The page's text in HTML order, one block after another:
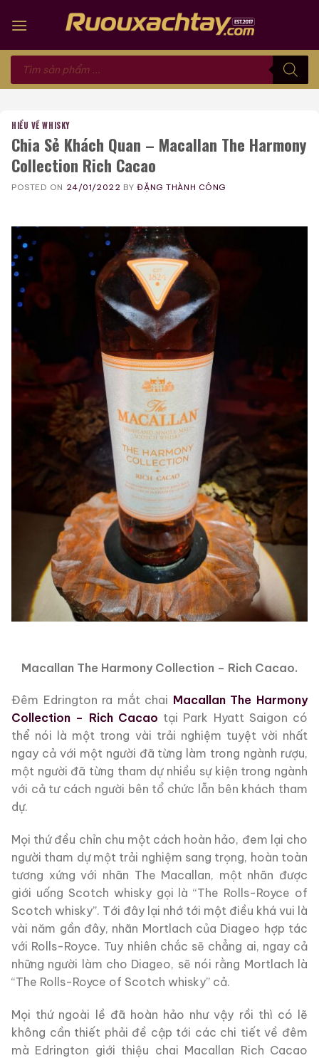
Tìm
kiếm
phẩm
HIỂU VỀ WHISKY
Chia Sẻ Khách Quan – Macallan The Harmony
Collection Rich Cacao
POSTED ON 24/01/2022 BYĐẶNG THÀNH CÔNG
Macallan The Harmony Collection – Rich Cacao.
Đêm Edrington ra mắt chai Macallan The Harmony
Collection – Rich Cacao tại Park Hyatt Saigon có
thể nói là một trong vài trải nghiệm tuyệt vời nhất
ngay cả với một người đã từng làm trong ngành rượu,
một người đã từng tham dự nhiều sự kiện trong ngành
với cả tư cách người bên tổ chức lẫn bên khách tham
dự.
Mọi thứ đều chỉn chu một cách hoàn hảo, đem lại cho
người tham dự một trải nghiệm sang trọng, hoàn toàn
tương xứng với nhãn The Macallan, một nhãn được
giới uống Scotch whisky gọi là “The Rolls-Royce of
Scotch whisky”. Tới đây lại nhớ tới một điều khá vui là
vài năm gần đây, nhãn Mortlach của Diageo hợp tác
với Rolls-Royce. Tuy nhiên chắc sẽ chẳng ai, ngay cả
những người làm cho Diageo, sẽ nói rằng Mortlach là
“The Rolls-Royce of Scotch whisky” cả.
Mọi thứ ngoài lề đã hoàn hảo như vậy rồi thì có lẽ
không cần thiết phải đề cập tới các chi tiết về đêm
mà Edrington giới thiệu chai Macallan Rich Cacao